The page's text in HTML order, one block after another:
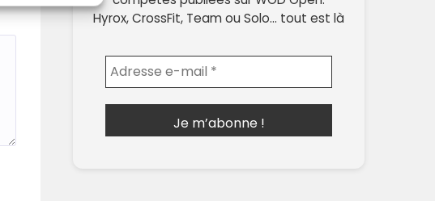
Hyrox, CrossFit, Team ou Solo… tout est là